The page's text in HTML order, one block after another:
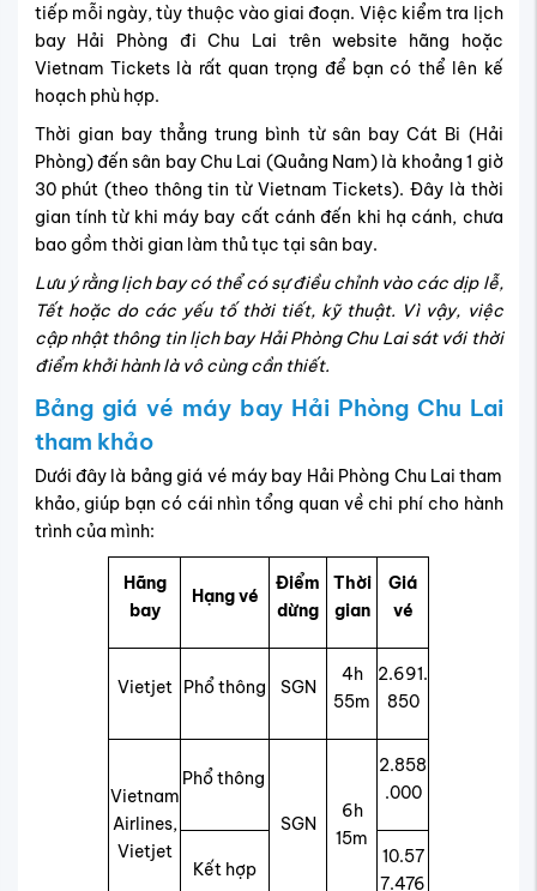
tiếp mỗi ngày, tùy thuộc vào giai đoạn. Việc kiểm tra lịch
bay Hải Phòng đi Chu Lai trên website hãng hoặc
Vietnam Tickets là rất quan trọng để bạn có thể lên kế
hoạch phù hợp.
Thời gian bay thẳng trung bình từ sân bay Cát Bi (Hải
Phòng) đến sân bay Chu Lai (Quảng Nam) là khoảng 1 giờ
30 phút (theo thông tin từ Vietnam Tickets). Đây là thời
gian tính từ khi máy bay cất cánh đến khi hạ cánh, chưa
bao gồm thời gian làm thủ tục tại sân bay.
Lưu ý rằng lịch bay có thể có sự điều chỉnh vào các dịp lễ,
Tết hoặc do các yếu tố thời tiết, kỹ thuật. Vì vậy, việc
cập nhật thông tin lịch bay Hải Phòng Chu Lai sát với thời
điểm khởi hành là vô cùng cần thiết.
Bảng giá vé máy bay Hải Phòng Chu Lai
tham khảo
Dưới đây là bảng giá vé máy bay Hải Phòng Chu Lai tham
khảo, giúp bạn có cái nhìn tổng quan về chi phí cho hành
trình của mình:
Hãng
bay
Hạng vé
Điểm
dừng
Thời
gian
Giá
vé
Vietjet Phổ thông SGN
4h
55m
2.691.
850
Vietnam
Airlines,
Vietjet
Phổ thông
SGN
6h
15m
2.858
.000
Kết hợp
10.57
7.476